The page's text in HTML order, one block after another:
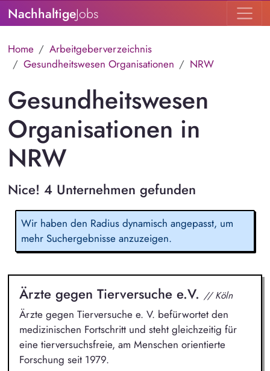
NachhaltigeJobs
Home
Arbeitgeberverzeichnis
Gesundheitswesen Organisationen
NRW
Gesundheitswesen
Organisationen in
NRW
Nice! 4 Unternehmen gefunden
Wir haben den Radius dynamisch angepasst, um
mehr Suchergebnisse anzuzeigen.
Ärzte gegen Tierversuche e.V. // Köln
Ärzte gegen Tierversuche e. V. befürwortet den
medizinischen Fortschritt und steht gleichzeitig für
eine tierversuchsfreie, am Menschen orientierte
Forschung seit 1979.